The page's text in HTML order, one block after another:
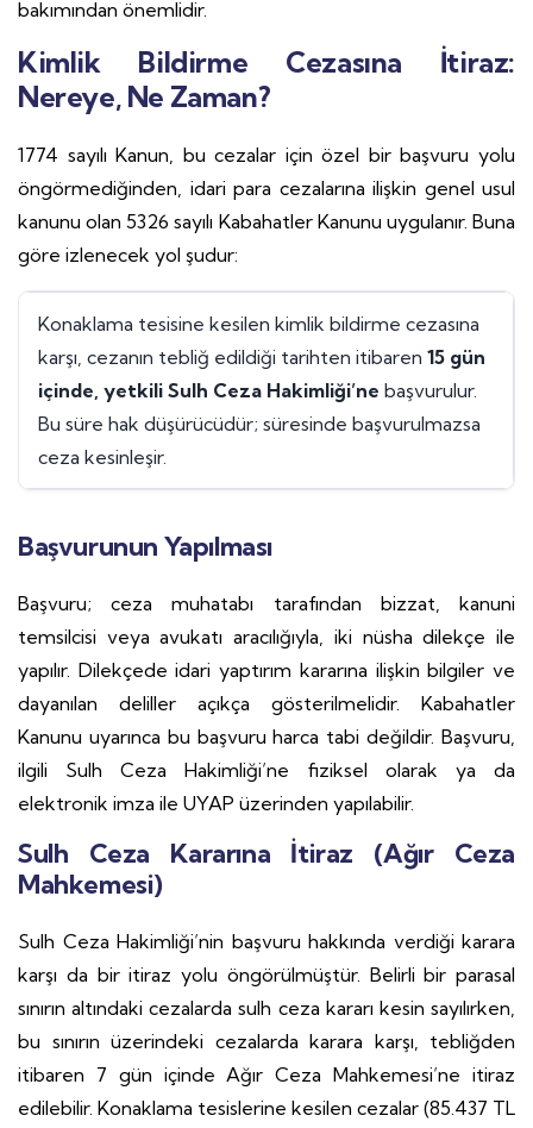
bakımından önemlidir.
Kimlik Bildirme Cezasına İtiraz:
Nereye, Ne Zaman?
1774 sayılı Kanun, bu cezalar için özel bir başvuru yolu
öngörmediğinden, idari para cezalarına ilişkin genel usul
kanunu olan 5326 sayılı Kabahatler Kanunu uygulanır. Buna
göre izlenecek yol şudur:
Konaklama tesisine kesilen kimlik bildirme cezasına
karşı, cezanın tebliğ edildiği tarihten itibaren 15 gün
içinde, yetkili Sulh Ceza Hakimliği’ne başvurulur.
Bu süre hak düşürücüdür; süresinde başvurulmazsa
ceza kesinleşir.
Başvurunun Yapılması
Başvuru; ceza muhatabı tarafından bizzat, kanuni
temsilcisi veya avukatı aracılığıyla, iki nüsha dilekçe ile
yapılır. Dilekçede idari yaptırım kararına ilişkin bilgiler ve
dayanılan deliller açıkça gösterilmelidir. Kabahatler
Kanunu uyarınca bu başvuru harca tabi değildir. Başvuru,
ilgili Sulh Ceza Hakimliği’ne fiziksel olarak ya da
elektronik imza ile UYAP üzerinden yapılabilir.
Sulh Ceza Kararına İtiraz (Ağır Ceza
Mahkemesi)
Sulh Ceza Hakimliği’nin başvuru hakkında verdiği karara
karşı da bir itiraz yolu öngörülmüştür. Belirli bir parasal
sınırın altındaki cezalarda sulh ceza kararı kesin sayılırken,
bu sınırın üzerindeki cezalarda karara karşı, tebliğden
itibaren 7 gün içinde Ağır Ceza Mahkemesi’ne itiraz
edilebilir. Konaklama tesislerine kesilen cezalar (85.437 TL